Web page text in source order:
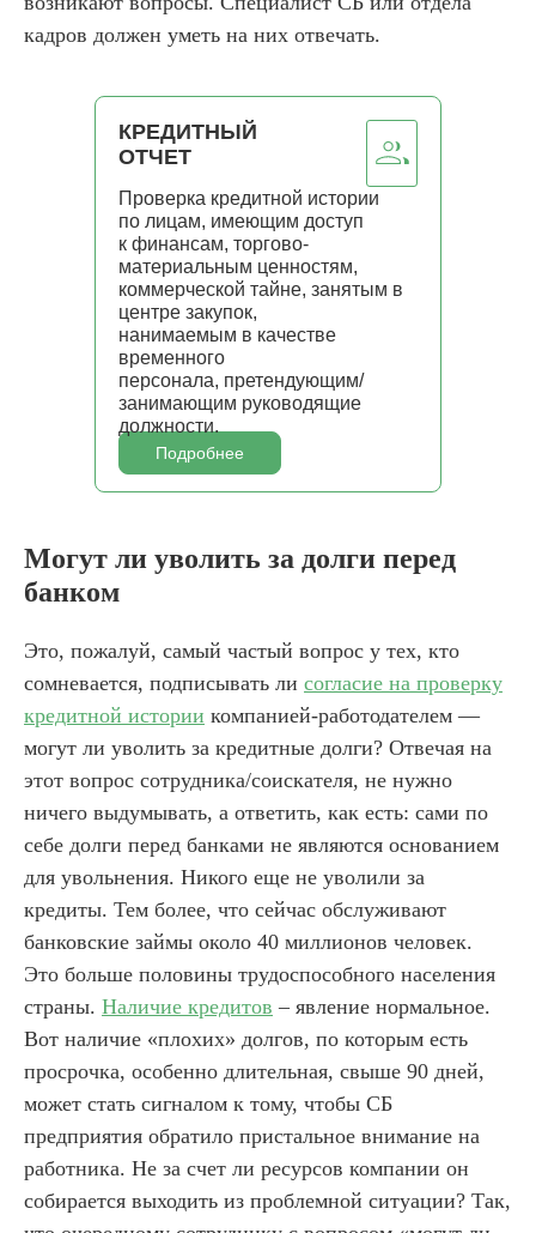
кадров должен уметь на них отвечать.
Подробнее
Проверка кредитной истории
по лицам, имеющим доступ
к финансам, торгово-
материальным ценностям,
коммерческой тайне, занятым в
центре закупок,
нанимаемым в качестве
временного
персонала, претендующим/
занимающим руководящие
должности.
КРЕДИТНЫЙ
ОТЧЕТ
Могут ли уволить за долги перед
банком
Это, пожалуй, самый частый вопрос у тех, кто
сомневается, подписывать ли согласие на проверку
кредитной истории компанией-работодателем —
могут ли уволить за кредитные долги? Отвечая на
этот вопрос сотрудника/соискателя, не нужно
ничего выдумывать, а ответить, как есть: сами по
себе долги перед банками не являются основанием
для увольнения. Никого еще не уволили за
кредиты. Тем более, что сейчас обслуживают
банковские займы около 40 миллионов человек.
Это больше половины трудоспособного населения
страны. Наличие кредитов – явление нормальное.
Вот наличие «плохих» долгов, по которым есть
просрочка, особенно длительная, свыше 90 дней,
может стать сигналом к тому, чтобы СБ
предприятия обратило пристальное внимание на
работника. Не за счет ли ресурсов компании он
собирается выходить из проблемной ситуации? Так,